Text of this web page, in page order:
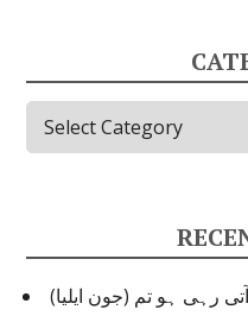
i
رہی ہو تم (جون ایلیا)